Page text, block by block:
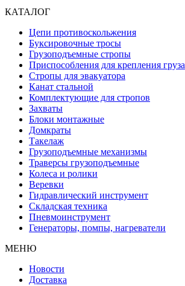
КАТАЛОГ
Цепи противоскольжения
Буксировочные тросы
Грузоподъемные стропы
Приспособления для крепления груза
Стропы для эвакуатора
Канат стальной
Комплектующие для стропов
Захваты
Блоки монтажные
Домкраты
Такелаж
Грузоподъемные механизмы
Траверсы грузоподъемные
Колеса и ролики
Веревки
Гидравлический инструмент
Складская техника
Пневмоинструмент
Генераторы, помпы, нагреватели
МЕНЮ
Новости
Доставка